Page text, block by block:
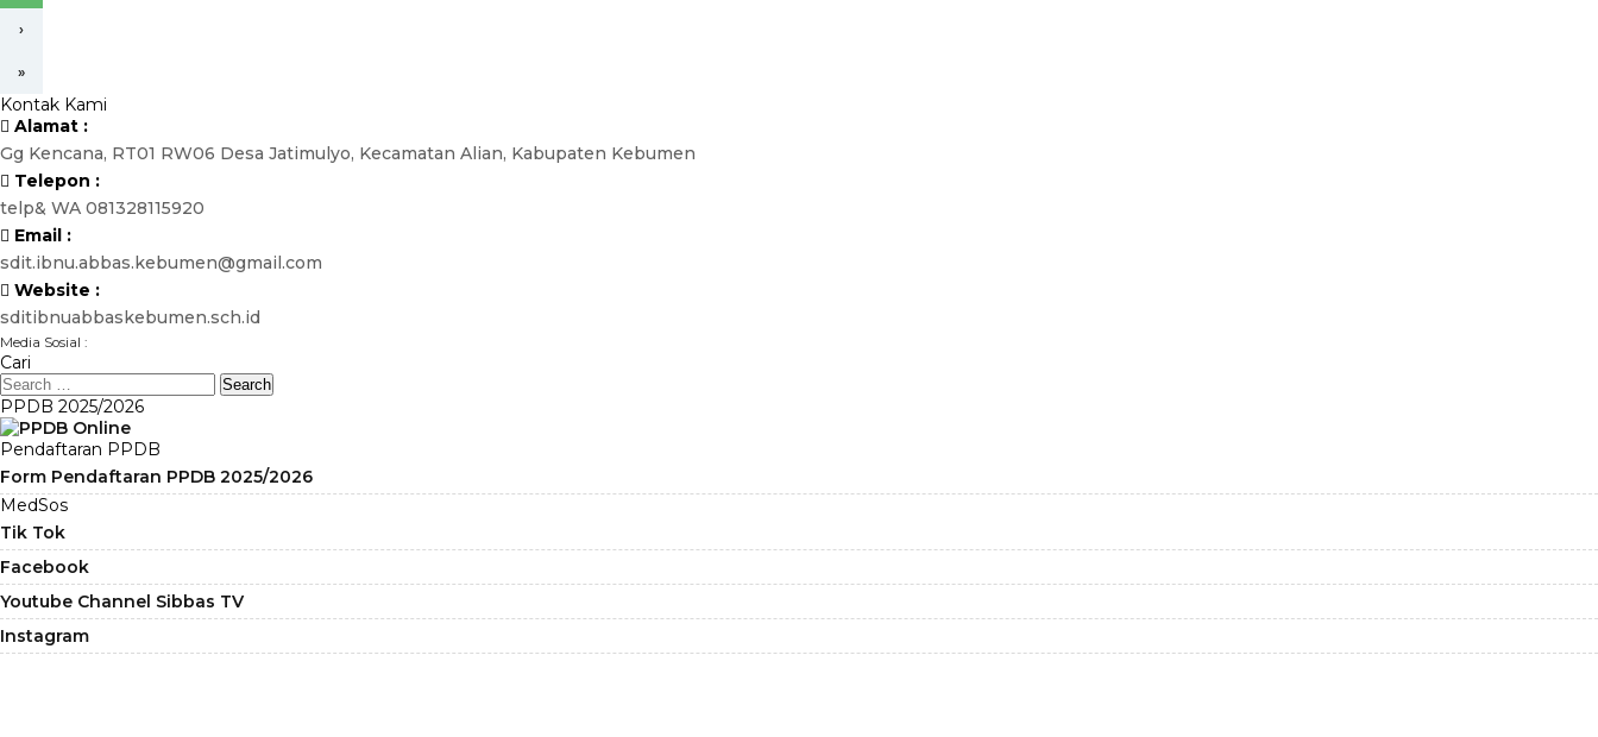
›
»
Kontak Kami
Alamat :
Gg Kencana, RT01 RW06 Desa Jatimulyo, Kecamatan Alian, Kabupaten Kebumen
Telepon :
telp& WA 081328115920
Email :
sdit.ibnu.abbas.kebumen@gmail.com
Website :
sditibnuabbaskebumen.sch.id
Media Sosial :
Cari
PPDB 2025/2026
Pendaftaran PPDB
Form Pendaftaran PPDB 2025/2026
MedSos
Tik Tok
Facebook
Youtube Channel Sibbas TV
Instagram